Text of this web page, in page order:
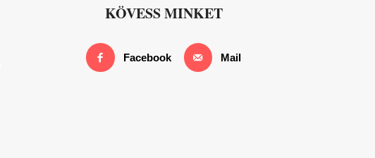
KÖVESS MINKET
Facebook Mail